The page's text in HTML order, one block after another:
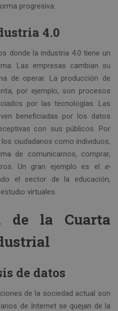
progresiva.
4.0
donde la industria 4.0 tiene un
Las empresas cambian su
de operar. La producción de
por ejemplo, son procesos
por las tecnologías. Las
beneficiadas por los datos
con sus públicos. Por
ciudadanos como individuos,
de comunicarnos, comprar,
Un gran ejemplo es el e-
el sector de la educación,
virtuales.
de la Cuarta
de datos
de la sociedad actual son
de Internet se quejan de la